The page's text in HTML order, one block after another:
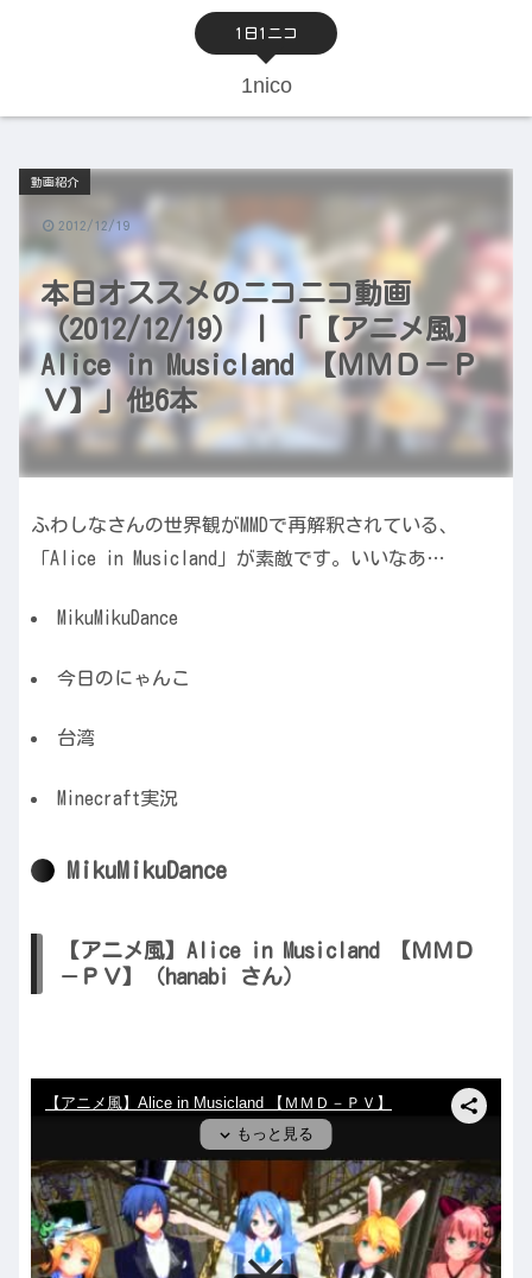
1日1ニコ
1nico
本日オススメのニコニコ動画
（2012/12/19） | 「【アニメ風】
Alice in Musicland 【ＭＭＤ－Ｐ
Ｖ】」他6本
動画紹介
2012/12/19
ふわしなさんの世界観がMMDで再解釈されている、
「Alice in Musicland」が素敵です。いいなあ…
MikuMikuDance
今日のにゃんこ
台湾
Minecraft実況
MikuMikuDance
【アニメ風】Alice in Musicland 【ＭＭＤ
－ＰＶ】（hanabi さん）